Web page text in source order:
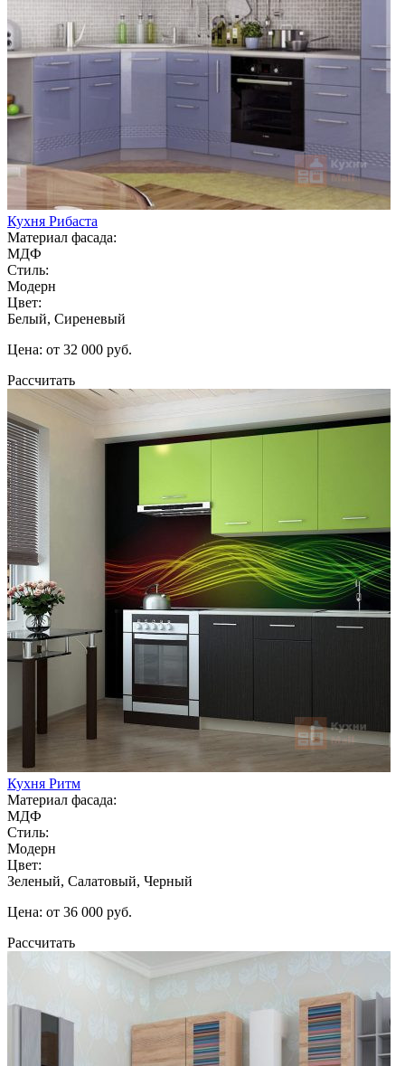
Кухня Рибаста
Материал фасада:
МДФ
Стиль:
Модерн
Цвет:
Белый, Сиреневый
Цена: от 32 000 руб.
Рассчитать
Кухня Ритм
Материал фасада:
МДФ
Стиль:
Модерн
Цвет:
Зеленый, Салатовый, Черный
Цена: от 36 000 руб.
Рассчитать